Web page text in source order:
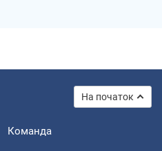
На початок
Команда